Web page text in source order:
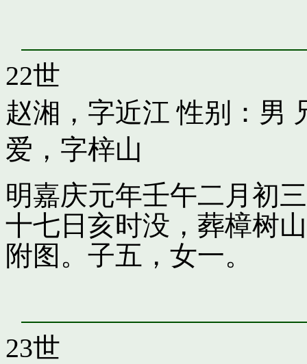
22世
赵湘，字近江 性别：男
爱，字梓山
明嘉庆元年壬午二月初
十七日亥时没，葬樟树
附图。子五，女一。
23世